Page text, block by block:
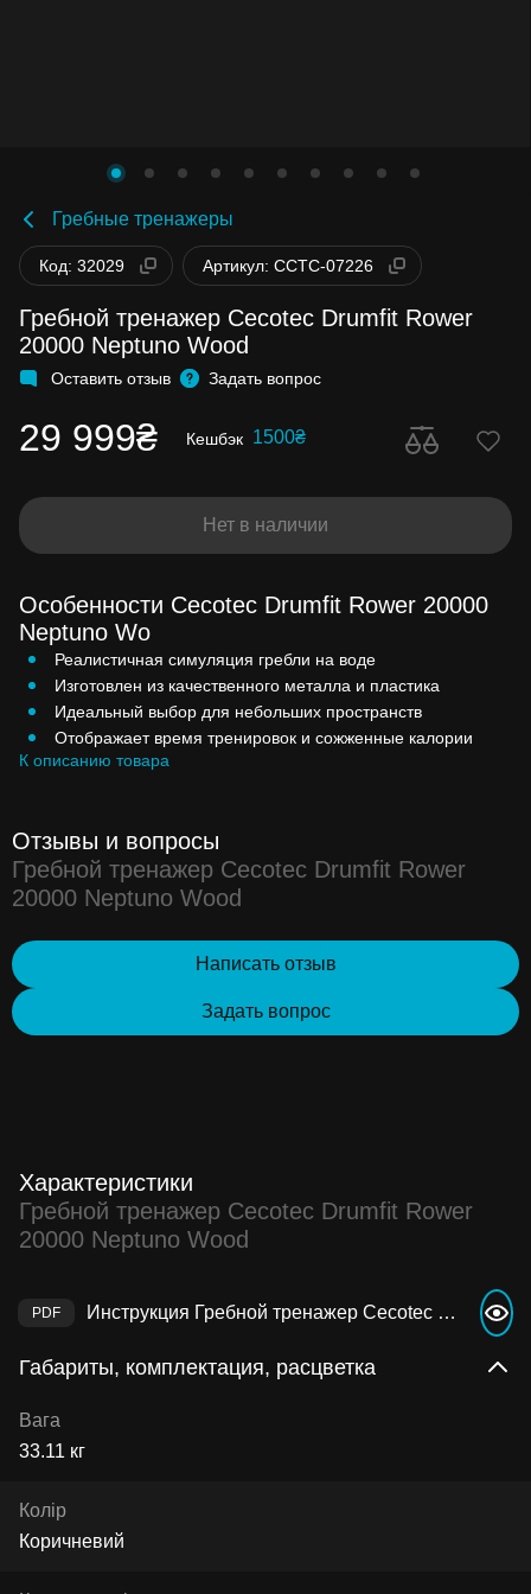
Гребные тренажеры
Код: 32029 Артикул: CCTC-07226
Гребной тренажер Cecotec Drumfit Rower
20000 Neptuno Wood
Оставить отзыв Задать вопрос
29 999₴ Кешбэк 1500₴
Нет в наличии
Особенности Cecotec Drumfit Rower 20000
Neptuno Wo
Реалистичная симуляция гребли на воде
Изготовлен из качественного металла и пластика
Идеальный выбор для небольших пространств
Отображает время тренировок и сожженные калории
К описанию товара
Отзывы и вопросы
Гребной тренажер Cecotec Drumfit Rower
20000 Neptuno Wood
Написать отзыв
Задать вопрос
Характеристики
Гребной тренажер Cecotec Drumfit Rower
20000 Neptuno Wood
Инструкция Гребной тренажер Cecotec Drumfit Rower 20000 Neptuno Wood
Габариты, комплектация, расцветка
Вага
33.11 кг
Колір
Коричневий